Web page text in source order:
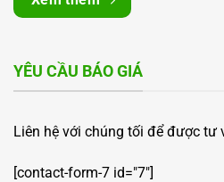
YÊU CẦU BÁO GIÁ
Liên hệ với chúng tối để được tư
[contact-form-7 id="7"]